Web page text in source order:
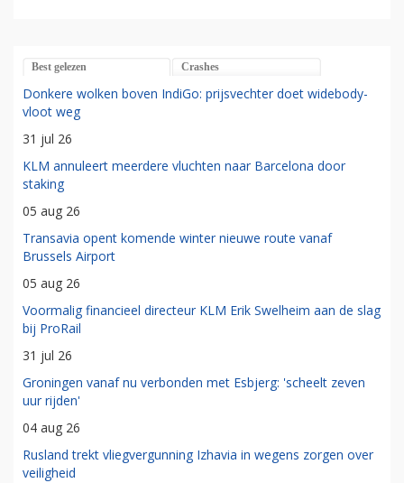
Best gelezen Crashes
Donkere wolken boven IndiGo: prijsvechter doet widebody-
vloot weg
31 jul 26
KLM annuleert meerdere vluchten naar Barcelona door
staking
05 aug 26
Transavia opent komende winter nieuwe route vanaf
Brussels Airport
05 aug 26
Voormalig financieel directeur KLM Erik Swelheim aan de slag
bij ProRail
31 jul 26
Groningen vanaf nu verbonden met Esbjerg: 'scheelt zeven
uur rijden'
04 aug 26
Rusland trekt vliegvergunning Izhavia in wegens zorgen over
veiligheid